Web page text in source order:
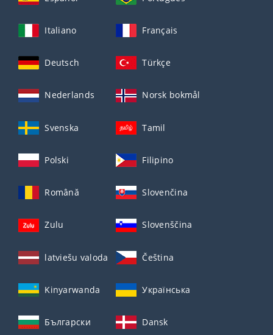
Italiano Français
Deutsch Türkçe
Nederlands Norsk bokmål
Svenska Tamil
Polski Filipino
Română Slovenčina
Zulu Slovenščina
latviešu valoda Čeština
Kinyarwanda Українська
Български Dansk